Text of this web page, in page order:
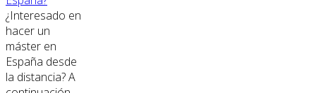
¿Interesado en
hacer un
máster en
España desde
la distancia? A